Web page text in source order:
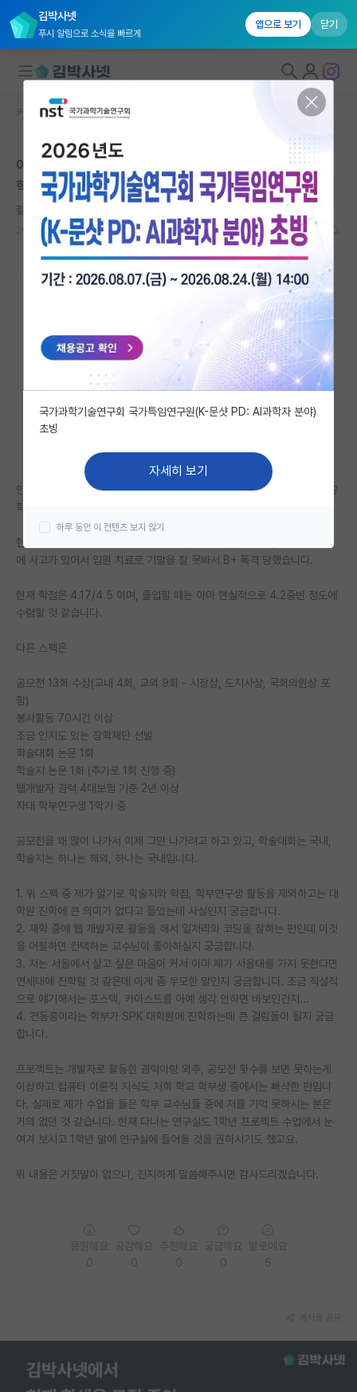
김박사넷
푸시 알림으로 소식을 빠르게
앱으로 보기 닫기
연구실&오픈랩
커뮤니티
커뮤니티 홈
IF 명예의전당
자유 게시판(아무개랩)
미국 유학 게시판
미국 대학원 합격 후기 게시판
대학원생 모집 게시판
연구실(PI) 홍보 게시판
임용 정보 게시판
학부 인턴 게시판
취업 게시판
PI 전용 게시판
인문사회 계열 게시판
특수/전문대학원 게시판
반도체/AI 게시판
장학금/장학생 게시판
학술 정보 게시판
홍보 게시판
커리어
유학교육
이벤트
재팬라운지 🌸
커뮤니티 홈 자유 게시판(아무개랩)
이 스펙으로 건동홍 컴퓨터공학 -> 서울대 컴퓨터공학 대
학원 석박과정 가능할지 궁금합니다.
젊은 피타고라스
2024.04.28 34 15124
안녕하세요, 저는 건동홍 컴퓨터공학 전공이고 서울대학교 대학원 컴퓨터공
학 석박과정 진학을 희망하고 있습니다.
현재 3학년 1학기 재학중이고 원래 과탑(4.4~4.5)이었는데, 2학년 2학기
에 사고가 있어서 입원 치료로 기말을 잘 못봐서 B+ 폭격 당했습니다.
현재 학점은 4.17/4.5 이며, 졸업할 때는 아마 현실적으로 4.2중반 정도에
수렴할 것 같습니다.
다른 스펙은
공모전 13회 수상(교내 4회, 교외 9회 - 시장상, 도지사상, 국회의원상 포
함)
봉사활동 70시간 이상
조금 인지도 있는 장학재단 선발
학술대회 논문 1회
학술지 논문 1회 (추가로 1회 진행 중)
웹개발자 경력 4대보험 기준 2년 이상
자대 학부연구생 1학기 중
공모전을 꽤 많이 나가서 이제 그만 나가려고 하고 있고, 학술대회는 국내,
학술지는 하나는 해외, 하나는 국내입니다.
1. 위 스펙 중 제가 알기로 학술지와 학점, 학부연구생 활동을 제외하고는 대
학원 진학에 큰 의미가 없다고 들었는데 사실인지 궁금합니다.
2. 재학 중에 웹 개발자로 활동을 해서 일처리와 코딩을 잘하는 편인데 이것
을 어필하면 컨택하는 교수님이 좋아하실지 궁금합니다.
3. 저는 서울에서 살고 싶은 마음이 커서 아마 제가 서울대를 가지 못한다면
연세대에 진학할 것 같은데 이게 좀 무모한 말인지 궁금합니다. 조금 직설적
으로 얘기해서는 포스텍, 카이스트를 아예 생각 안하면 바보인건지...
4. 건동홍이라는 학부가 SPK 대학원에 진학하는데 큰 걸림돌이 될지 궁금
합니다.
프로젝트는 개발자로 활동한 경력이랑 외주, 공모전 횟수를 보면 못하는게
이상하고 컴퓨터 이론적 지식도 저희 학교 학부생 중에서는 빠삭한 편입니
다. 실제로 제가 수업을 들은 학부 교수님들 중에 저를 기억 못하시는 분은
거의 없던 것 같습니다. 현재 다니는 연구실도 1학년 프로젝트 수업에서 눈
여겨 보시고 1학년 말에 연구실에 들어올 것을 권하시기도 했고요.
위 내용은 거짓말이 없으니, 진지하게 말씀해주시면 감사드리겠습니다.
국가과학기술연구회 국가특임연구원(K-문샷 PD: AI과학자 분야)
초빙
자세히 보기
하루 동안 이 컨텐츠 보지 않기